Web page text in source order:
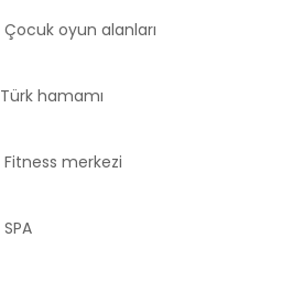
Çocuk oyun alanları
Türk hamamı
Fitness merkezi
SPA